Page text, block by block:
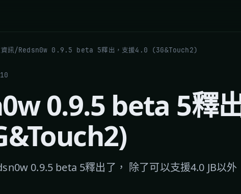
訊/Redsn0w 0.9.5 beta 5釋出，支援4.0 (3G&Touch2)
0.9.5 beta 5釋
0.9.5 beta 5釋出了， 除了可以支援4.0 JB以